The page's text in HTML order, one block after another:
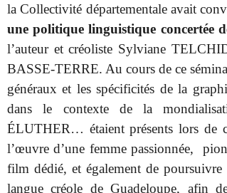
la Collectivité départementale avait
une politique linguistique concertée
l’auteur et créoliste Sylviane
BASSE-TERRE. Au cours de ce
généraux et les spécificités de la
dans le contexte de la
ÉLUTHER… étaient présents lors de
l’œuvre d’une femme passionnée,
film dédié, et également de poursuivre
langue créole de Guadeloupe, afin